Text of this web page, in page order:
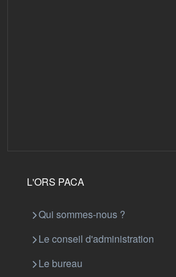
L'ORS PACA
Qui sommes-nous ?
Le conseil d'administration
Le bureau